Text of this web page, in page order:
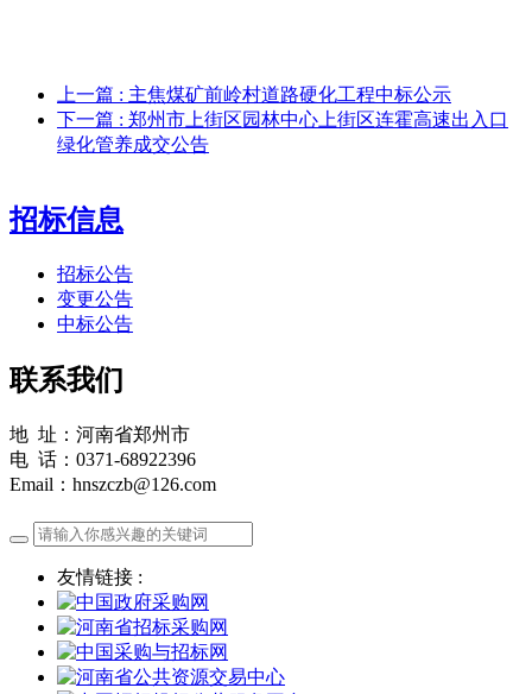
上一篇 : 主焦煤矿前岭村道路硬化工程中标公示
下一篇 : 郑州市上街区园林中心上街区连霍高速出入口
绿化管养成交公告
招标信息
招标公告
变更公告
中标公告
联系我们
地 址：河南省郑州市
电 话：0371-68922396
Email：hnszczb@126.com
友情链接 :